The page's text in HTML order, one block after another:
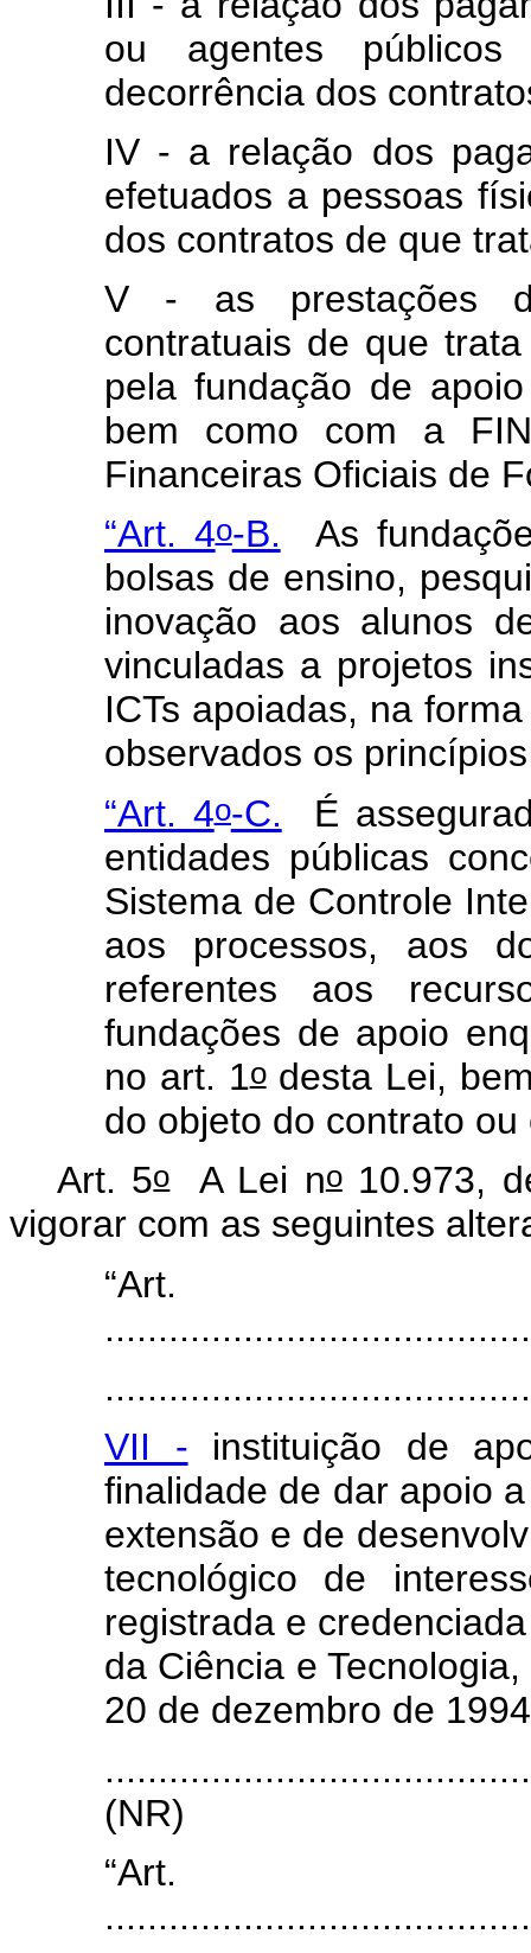
ou agentes
decorrência dos
IV - a relação dos
efetuados a pessoas
dos contratos de que
V - as prestações
contratuais de que
pela fundação de
bem como com a
Financeiras Oficiais de
“Art. 4o-B.
As
bolsas de ensino,
inovação aos alunos
vinculadas a projetos
ICTs apoiadas, na
observados os
“Art. 4o-C.
É
entidades públicas
Sistema de Controle
aos processos, aos
referentes aos
fundações de apoio
no art. 1odesta Lei,
do objeto do contrato
Art. 5oA Lei no10.973,
vigorar com as seguintes
VII - instituição de
finalidade de dar apoio
extensão e de
tecnológico de
registrada e
da Ciência e
20 de dezembro de
(NR)